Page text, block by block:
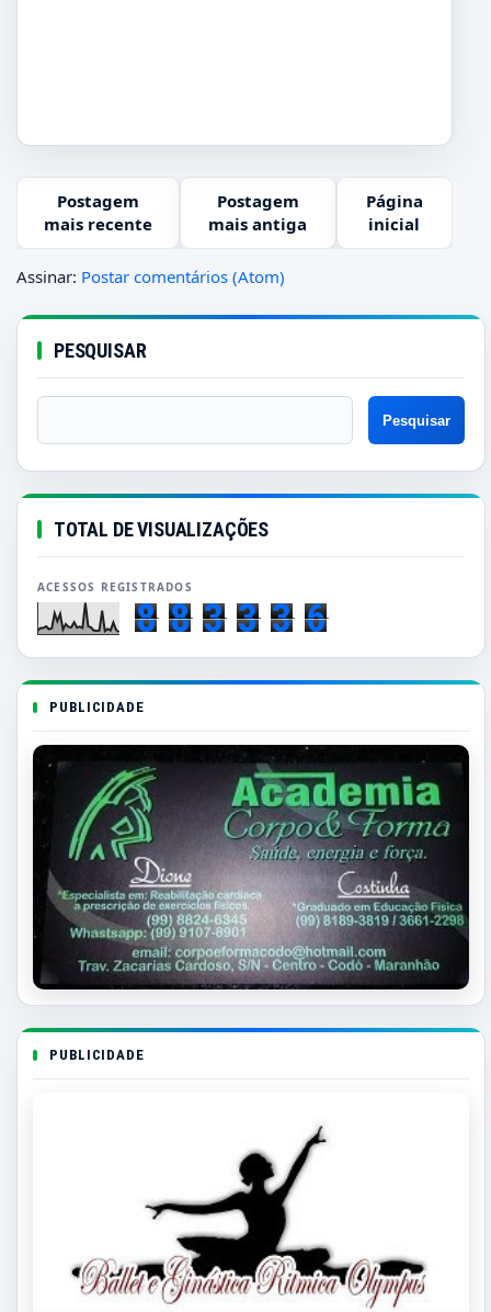
Postagem
mais recente
Postagem
mais antiga
Página
inicial
Assinar: Postar comentários (Atom)
PESQUISAR
TOTAL DE VISUALIZAÇÕES
8 8 3 3 3 6
PUBLICIDADE
PUBLICIDADE